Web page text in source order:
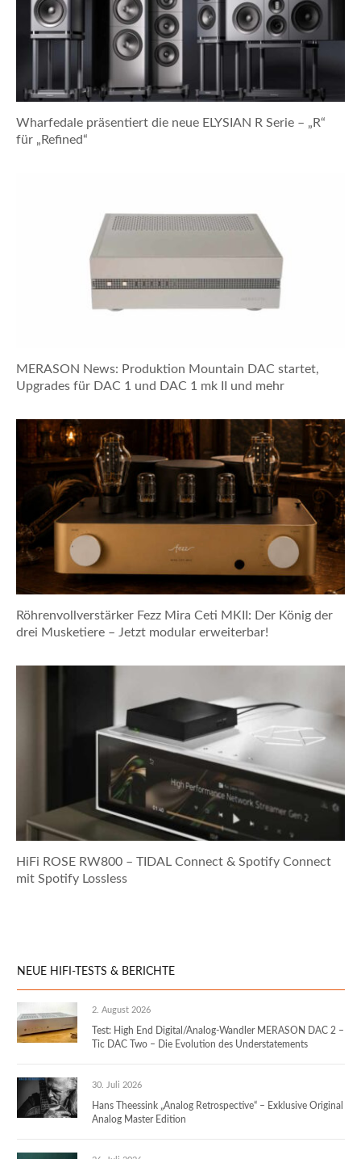
Wharfedale präsentiert die neue ELYSIAN R Serie – „R“
für „Refined“
MERASON News: Produktion Mountain DAC startet,
Upgrades für DAC 1 und DAC 1 mk II und mehr
Röhrenvollverstärker Fezz Mira Ceti MKII: Der König der
drei Musketiere – Jetzt modular erweiterbar!
HiFi ROSE RW800 – TIDAL Connect & Spotify Connect
mit Spotify Lossless
NEUE HIFI-TESTS & BERICHTE
2. August 2026
Test: High End Digital/Analog-Wandler MERASON DAC 2 –
Tic DAC Two – Die Evolution des Understatements
30. Juli 2026
Hans Theessink „Analog Retrospective“ – Exklusive Original
Analog Master Edition